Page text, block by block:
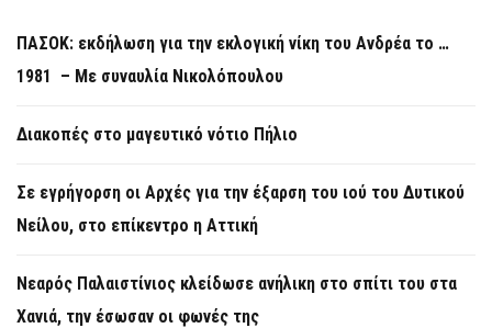
ΠΑΣΟΚ: εκδήλωση για την εκλογική νίκη του Ανδρέα το …
1981 – Με συναυλία Νικολόπουλου
Διακοπές στο μαγευτικό νότιο Πήλιο
Σε εγρήγορση οι Αρχές για την έξαρση του ιού του Δυτικού
Νείλου, στο επίκεντρο η Αττική
Νεαρός Παλαιστίνιος κλείδωσε ανήλικη στο σπίτι του στα
Χανιά, την έσωσαν οι φωνές της